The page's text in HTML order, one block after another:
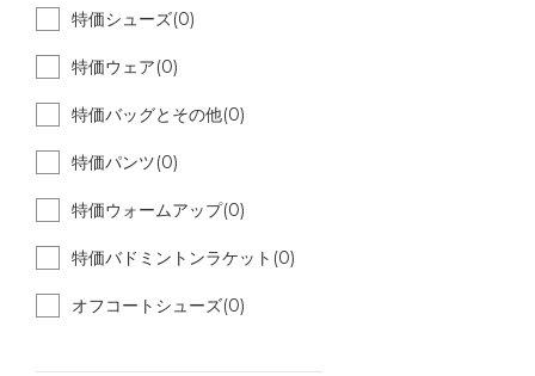
特価シューズ(0)
特価ウェア(0)
特価バッグとその他(0)
特価パンツ(0)
特価ウォームアップ(0)
特価バドミントンラケット(0)
オフコートシューズ(0)